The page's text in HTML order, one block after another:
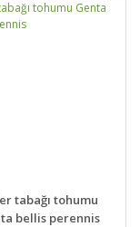
tabağı tohumu
bellis perennis